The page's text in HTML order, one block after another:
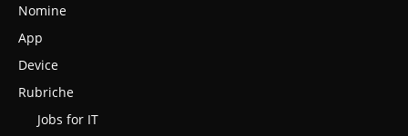
Nomine
App
Device
Rubriche
Jobs for IT